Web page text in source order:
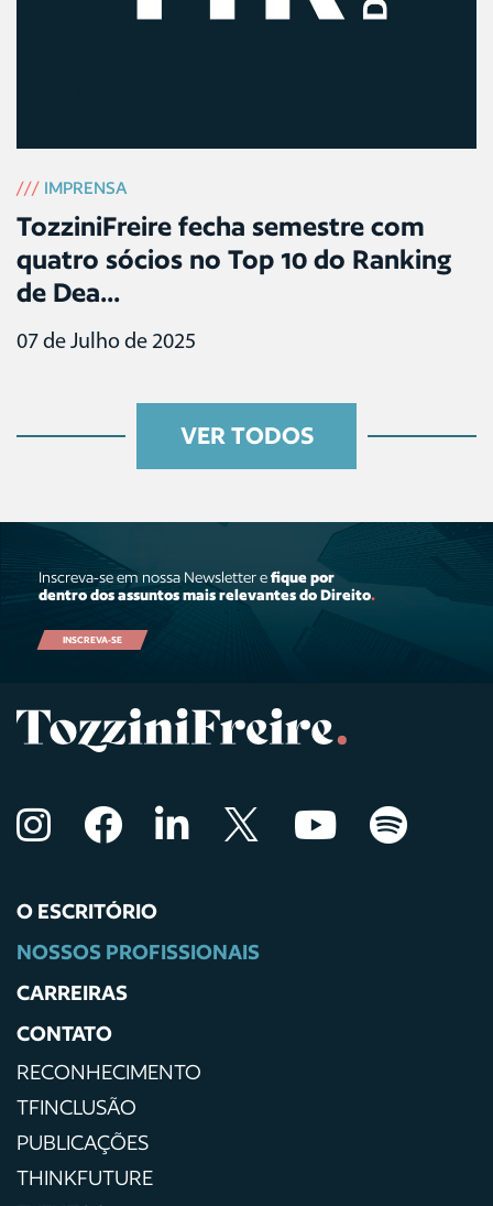
/// IMPRENSA
TozziniFreire fecha semestre com
quatro sócios no Top 10 do Ranking
de Dea...
07 de Julho de 2025
VER TODOS
Inscreva-se em nossa Newsletter efique por
dentro dos assuntos mais relevantes do Direito.
INSCREVA-SE
O ESCRITÓRIO
NOSSOS PROFISSIONAIS
CARREIRAS
CONTATO
RECONHECIMENTO
TFINCLUSÃO
PUBLICAÇÕES
THINKFUTURE